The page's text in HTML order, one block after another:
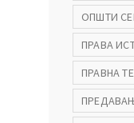
ОПШТИ
ПРАВА
ПРАВНА